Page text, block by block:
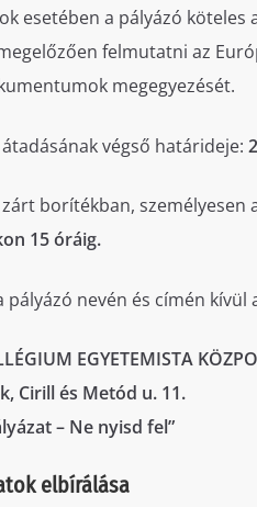
esetében a pályázó
felmutatni az
megegyezését.
végső határideje:
borítékban, személyesen
15 óráig.
pályázó nevén és címén kívül
EGYETEMISTA
Cirill és Metód u. 11.
– Ne nyisd fel”
elbírálása